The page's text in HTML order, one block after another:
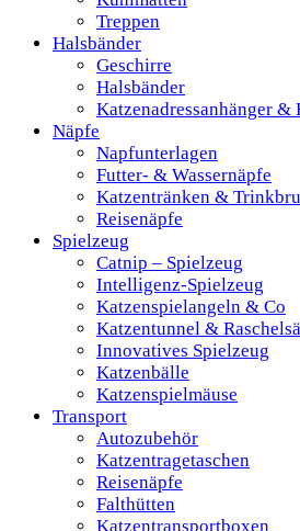
Treppen
Halsbänder
Geschirre
Halsbänder
Katzenadressanhänger &
Näpfe
Napfunterlagen
Futter- & Wassernäpfe
Katzentränken &
Reisenäpfe
Spielzeug
Catnip – Spielzeug
Intelligenz-Spielzeug
Katzenspielangeln & Co
Katzentunnel &
Innovatives Spielzeug
Katzenbälle
Katzenspielmäuse
Transport
Autozubehör
Katzentragetaschen
Reisenäpfe
Falthütten
Katzentransportboxen